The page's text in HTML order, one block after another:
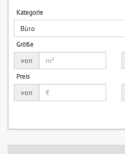
Kategorie
Büro
Größe
von
Preis
von